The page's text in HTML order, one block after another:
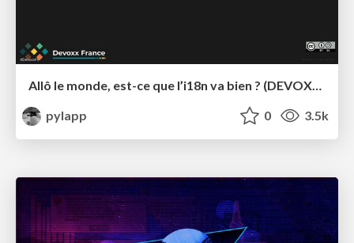
Allô le monde, est-ce que l’i18n va bien ? (DEVOXX France)
pylapp
0 3.5k